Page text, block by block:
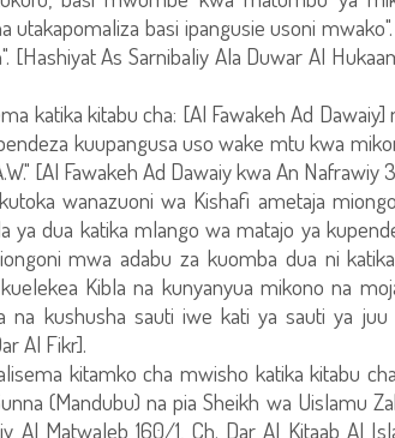
utakapomaliza basi ipangusie usoni
[Hashiyat As Sarnibaliy Ala Duwar Al
katika kitabu cha: [Al Fawakeh Ad
kuupangusa uso wake mtu kwa
[Al Fawakeh Ad Dawaiy kwa An Nafrawiy
wanazuoni wa Kishafi ametaja
ya dua katika mlango wa matajo ya
mwa adabu za kuomba dua ni
Kibla na kunyanyua mikono na
na kushusha sauti iwe kati ya sauti ya
Al Fikr].
kitamko cha mwisho katika kitabu
(Mandubu) na pia Sheikh wa Uislamu
Al Matwaleb 160/1, Ch. Dar Al Kitaab Al